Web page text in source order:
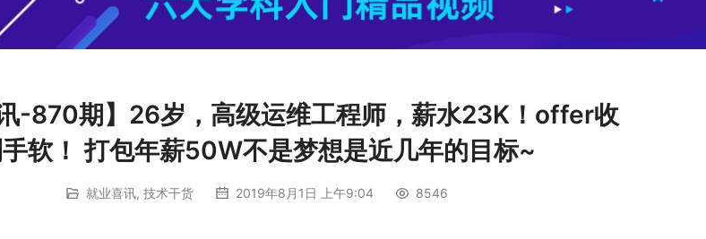
讯-870期】26岁，高级运维工程师，薪水23K！offer收
软！ 打包年薪50W不是梦想是近几年的目标~
就业喜讯, 技术干货 2019年8月1日 上午9:04 8546